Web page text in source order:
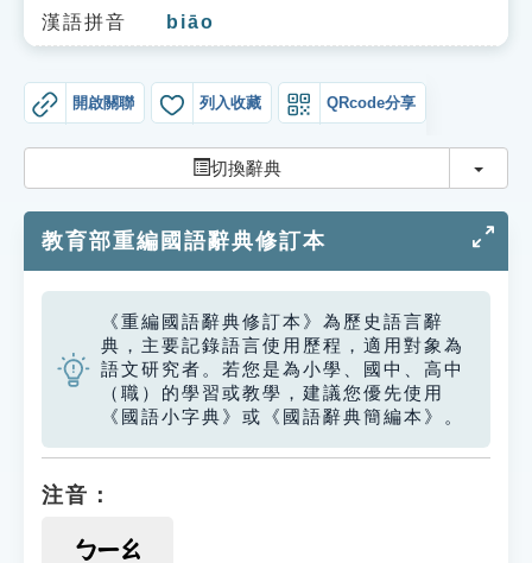
生命大百科索引
遊戲專區
教學應用
貓頭鷹博士
漢語拼音 biāo
開啟關聯 列入收藏 QRcode分享
切換辭典 切換
教育部重編國語辭典修訂本
《重編國語辭典修訂本》為歷史語言辭
典，主要記錄語言使用歷程，適用對象為
語文研究者。若您是為小學、國中、高中
（職）的學習或教學，建議您優先使用
《國語小字典》或《國語辭典簡編本》。
注音：
ㄅㄧㄠ